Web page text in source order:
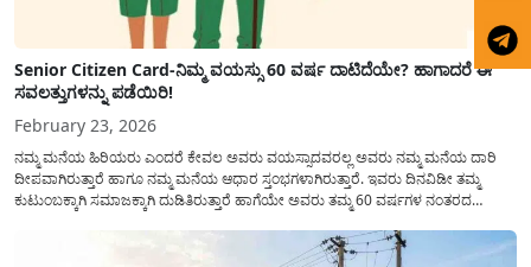
Senior Citizen Card-ನಿಮ್ಮ ವಯಸ್ಸು 60 ವರ್ಷ ದಾಟಿದೆಯೇ? ಹಾಗಾದರೆ ಈ
ಸವಲತ್ತುಗಳನ್ನು ಪಡೆಯಿರಿ!
February 23, 2026
ನಮ್ಮ ಮನೆಯ ಹಿರಿಯರು ಎಂದರೆ ಕೇವಲ ಅವರು ವಯಸ್ಸಾದವರಲ್ಲ ಅವರು ನಮ್ಮ ಮನೆಯ ದಾರಿ
ದೀಪವಾಗಿರುತ್ತಾರೆ ಹಾಗೂ ನಮ್ಮ ಮನೆಯ ಆಧಾರ ಸ್ತಂಭಗಳಾಗಿರುತ್ತಾರೆ. ಇವರು ದಿನವಿಡೀ ತಮ್ಮ
ಕುಟುಂಬಕ್ಕಾಗಿ ಸಮಾಜಕ್ಕಾಗಿ ದುಡಿತಿರುತ್ತಾರೆ ಹಾಗೆಯೇ ಅವರು ತಮ್ಮ 60 ವರ್ಷಗಳ ನಂತರದ